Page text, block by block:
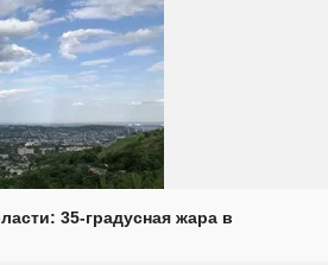
35-градусная жара в